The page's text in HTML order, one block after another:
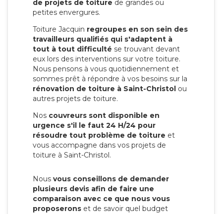
de projets de toiture de grandes ou
petites envergures.
Toiture Jacquin regroupes en son sein des
travailleurs qualifiés qui s'adaptent à
tout à tout difficulté se trouvant devant
eux lors des interventions sur votre toiture.
Nous pensons à vous quotidiennement et
sommes prêt à répondre à vos besoins sur la
rénovation de toiture à Saint-Christol ou
autres projets de toiture.
Nos couvreurs sont disponible en
urgence s'il le faut 24 H/24 pour
résoudre tout problème de toiture et
vous accompagne dans vos projets de
toiture à Saint-Christol.
Nous vous conseillons de demander
plusieurs devis afin de faire une
comparaison avec ce que nous vous
proposerons et de savoir quel budget